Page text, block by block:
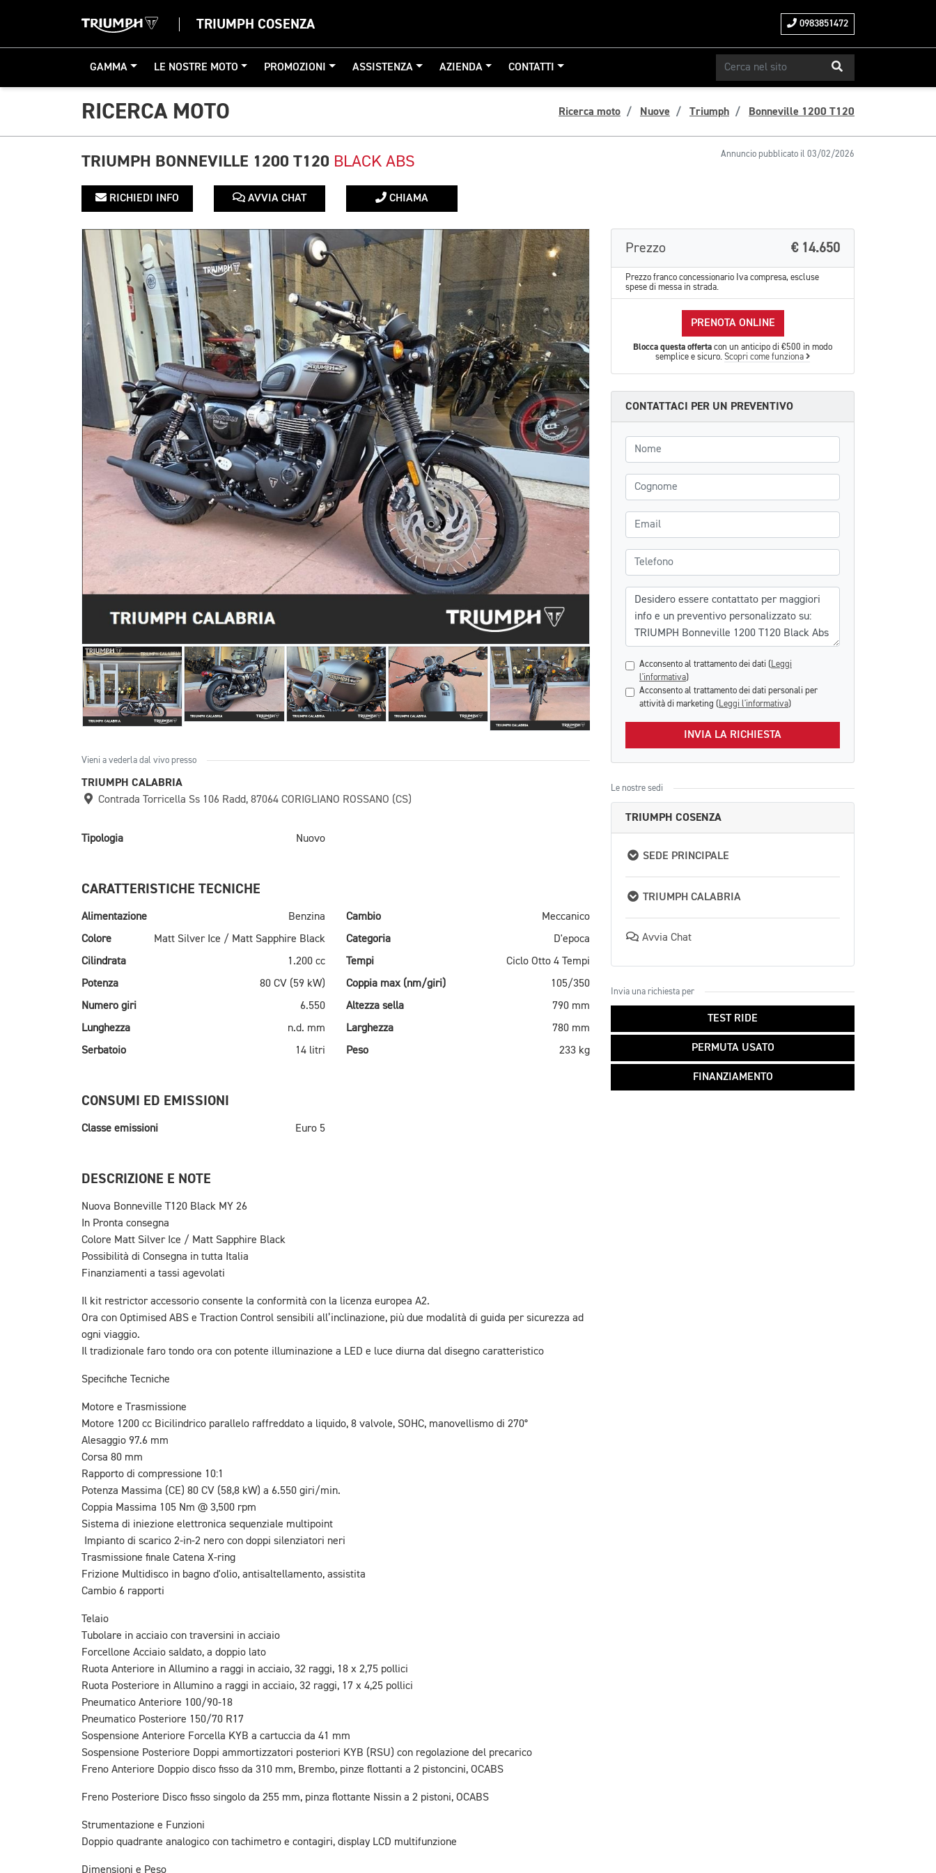
TRIUMPH COSENZA 0983851472
GAMMA LE NOSTRE MOTO PROMOZIONI ASSISTENZA AZIENDA CONTATTI
RICERCA MOTO Ricerca moto Nuove Triumph Bonneville 1200 T120
Annuncio pubblicato il 03/02/2026
TRIUMPH BONNEVILLE 1200 T120 BLACK ABS
RICHIEDI INFO AVVIA CHAT CHIAMA
Vieni a vederla dal vivo presso
TRIUMPH CALABRIA
Contrada Torricella Ss 106 Radd, 87064 CORIGLIANO ROSSANO (CS)
Tipologia Nuovo
CARATTERISTICHE TECNICHE
Alimentazione Benzina Cambio
Meccanico
Colore
Matt Silver Ice / Matt Sapphire Black Categoria
D'epoca
Cilindrata
1.200 cc Tempi
Ciclo Otto 4 Tempi
Potenza
80 CV (59 kW) Coppia max (nm/giri)
105/350
Numero giri
6.550 Altezza sella
790 mm
Lunghezza
n.d. mm Larghezza
780 mm
Serbatoio
14 litri Peso 233 kg
CONSUMI ED EMISSIONI
Classe emissioni Euro 5
DESCRIZIONE E NOTE
Nuova Bonneville T120 Black MY 26
In Pronta consegna
Colore Matt Silver Ice / Matt Sapphire Black
Possibilità di Consegna in tutta Italia
Finanziamenti a tassi agevolati
Il kit restrictor accessorio consente la conformità con la licenza europea A2.
Ora con Optimised ABS e Traction Control sensibili all’inclinazione, più due modalità di guida per sicurezza ad
ogni viaggio.
Il tradizionale faro tondo ora con potente illuminazione a LED e luce diurna dal disegno caratteristico
Specifiche Tecniche
Motore e Trasmissione
Motore 1200 cc Bicilindrico parallelo raffreddato a liquido, 8 valvole, SOHC, manovellismo di 270°
Alesaggio 97.6 mm
Corsa 80 mm
Rapporto di compressione 10:1
Potenza Massima (CE) 80 CV (58,8 kW) a 6.550 giri/min.
Coppia Massima 105 Nm @ 3,500 rpm
Sistema di iniezione elettronica sequenziale multipoint
Impianto di scarico 2-in-2 nero con doppi silenziatori neri
Trasmissione finale Catena X-ring
Frizione Multidisco in bagno d'olio, antisaltellamento, assistita
Cambio 6 rapporti
Telaio
Tubolare in acciaio con traversini in acciaio
Forcellone Acciaio saldato, a doppio lato
Ruota Anteriore in Allumino a raggi in acciaio, 32 raggi, 18 x 2,75 pollici
Ruota Posteriore in Allumino a raggi in acciaio, 32 raggi, 17 x 4,25 pollici
Pneumatico Anteriore 100/90-18
Pneumatico Posteriore 150/70 R17
Sospensione Anteriore Forcella KYB a cartuccia da 41 mm
Sospensione Posteriore Doppi ammortizzatori posteriori KYB (RSU) con regolazione del precarico
Freno Anteriore Doppio disco fisso da 310 mm, Brembo, pinze flottanti a 2 pistoncini, OCABS
Freno Posteriore Disco fisso singolo da 255 mm, pinza flottante Nissin a 2 pistoni, OCABS
Strumentazione e Funzioni
Doppio quadrante analogico con tachimetro e contagiri, display LCD multifunzione
Dimensioni e Peso
Prezzo € 14.650
Prezzo franco concessionario Iva compresa, escluse
spese di messa in strada.
PRENOTA ONLINE
Blocca questa offerta con un anticipo di €500 in modo
semplice e sicuro. Scopri come funziona
CONTATTACI PER UN PREVENTIVO
Nome
Cognome
Email
Telefono
Messaggio
Acconsento al trattamento dei dati ( Leggi
l'informativa)
Acconsento al trattamento dei dati personali per
attività di marketing ( Leggi l'informativa)
INVIA LA RICHIESTA
Le nostre sedi
TRIUMPH COSENZA
SEDE PRINCIPALE
TRIUMPH CALABRIA
Avvia Chat
Invia una richiesta per
TEST RIDE
PERMUTA USATO
FINANZIAMENTO